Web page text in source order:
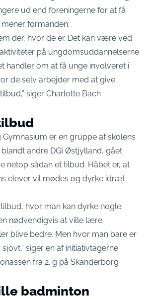
ud end foreningerne for at få
formanden:
der, hvor de er. Det kan være ved
på ungdomsuddannelserne
handler om at få unge involveret i
de selv arbejder med at give
siger Charlotte Bach
Gymnasium er en gruppe af skolens
andre DGI Østjylland, gået
netop sådan et tilbud. Håbet er, at
elever vil mødes og dyrke idræt
hvor man kan dyrke nogle
nødvendigvis at ville lære
blive bedre. Men hvor man bare er
siger en af initiativtagerne
fra 2. g på Skanderborg
badminton